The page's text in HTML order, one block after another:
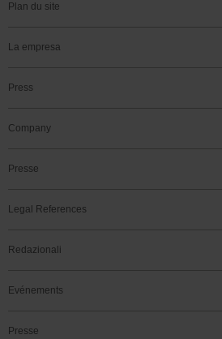
Plan du site
La empresa
Press
Company
Presse
Legal References
Redazionali
Evénements
Presse